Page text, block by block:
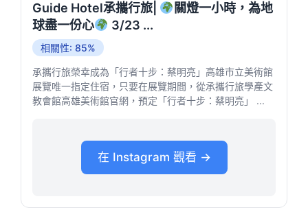
Guide Hotel承攜行旅|
關燈一小時，為地
球盡一份心
3/23 ...
相關性: 85%
承攜行旅榮幸成為「行者十步：蔡明亮」高雄市立美術館
展覽唯一指定住宿，只要在展覽期間，從承攜行旅學產文
教會館高雄美術館官網，預定「行者十步：蔡明亮」 ...
在 Instagram 觀看 →